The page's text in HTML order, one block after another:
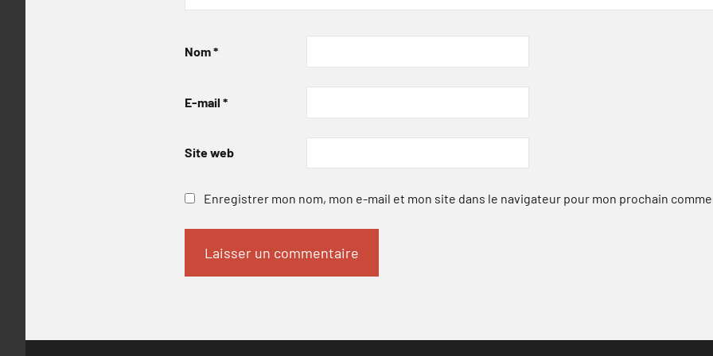
Nom*
E-mail *
Site web
Enregistrer mon nom, mon e-mail et mon site dans le navigateur pour mon prochain